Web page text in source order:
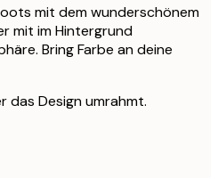
mit dem wunderschönem
mit im Hintergrund
Bring Farbe an deine
das Design umrahmt.